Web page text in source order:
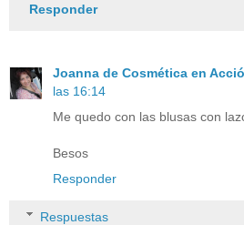
Responder
Joanna de Cosmética en
las 16:14
Me quedo con las blusas con
Besos
Responder
Respuestas